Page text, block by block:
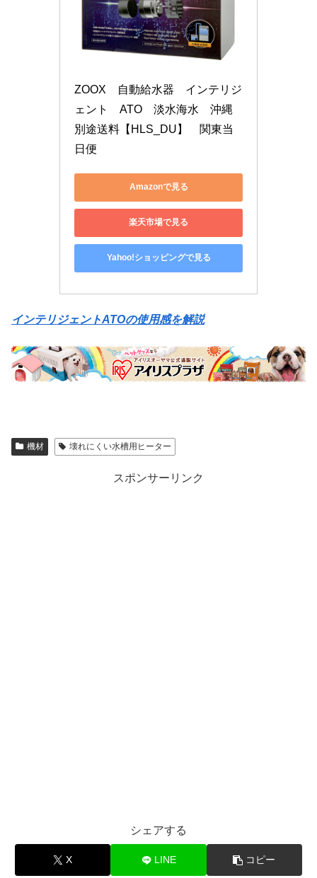
ZOOX　自動給水器　インテリジ
ェント　ATO　淡水海水　沖縄
別途送料【HLS_DU】　関東当
日便
Amazonで見る
楽天市場で見る
Yahoo!ショッピングで見る
インテリジェントATOの使用感を解説
機材 壊れにくい水槽用ヒーター
スポンサーリンク
シェアする
X LINE コピー